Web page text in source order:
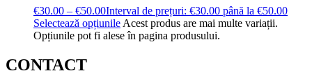
€30.00 – €50.00Interval de prețuri: €30.00 până la €50.00
Selectează opțiunile Acest produs are mai multe variații.
Opțiunile pot fi alese în pagina produsului.
CONTACT